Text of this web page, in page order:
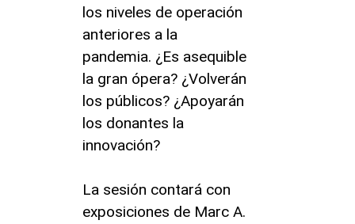
los niveles de operación
anteriores a la
pandemia. ¿Es asequible
la gran ópera? ¿Volverán
los públicos? ¿Apoyarán
los donantes la
innovación?
La sesión contará con
exposiciones de Marc A.